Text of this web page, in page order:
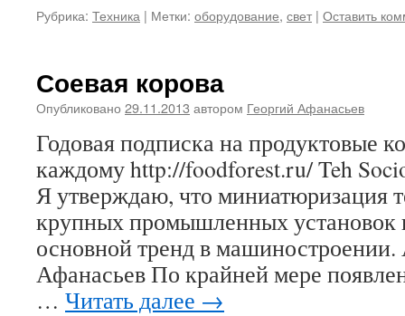
Рубрика: Техника | Метки: оборудование, свет | Оставить
Соевая корова
Опубликовано 29.11.2013 автором Георгий Афанасьев
Годовая подписка на продуктовые
каждому http://foodforest.ru/ Teh
Я утверждаю, что миниатюризация
крупных промышленных
основной тренд в машиностроении.
Афанасьев По крайней мере
… Читать далее →